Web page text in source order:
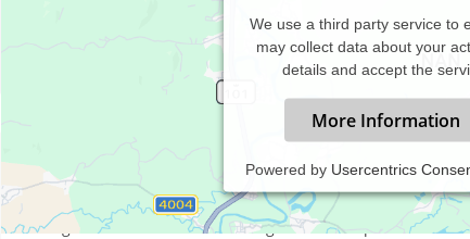
We use a third party service to
may collect data about your
details and accept the
More Information
Powered by Usercentrics
In meiner Praxis für Gestalttherapie & Coaching biete ich
Orientierung, emotionalen Entlastung und inneren Stärkung.
schwierigen Lebenssituation und begleite Sie bei persönlichen